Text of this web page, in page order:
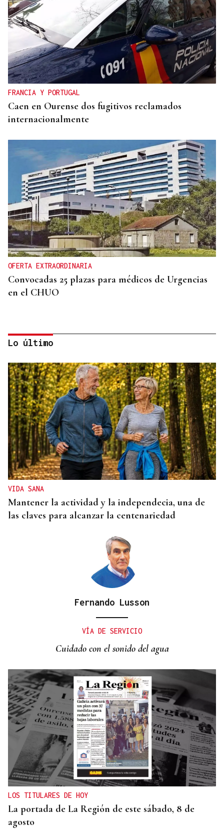
FRANCIA Y PORTUGAL
Caen en Ourense dos fugitivos reclamados
internacionalmente
OFERTA EXTRAORDINARIA
Convocadas 25 plazas para médicos de Urgencias
en el CHUO
RESOLUCIÓN DEL TRIBUNAL
El Concello de Ourense, sitiado tras caer la
adjudicación del autobús
Lo último
VIDA SANA
Mantener la actividad y la independecia, una de
las claves para alcanzar la centenariedad
Fernando Lusson
VÍA DE SERVICIO
Cuidado con el sonido del agua
LOS TITULARES DE HOY
La portada de La Región de este sábado, 8 de
agosto